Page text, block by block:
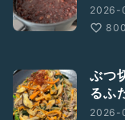
2026-
ぶつ
るふ
2026-